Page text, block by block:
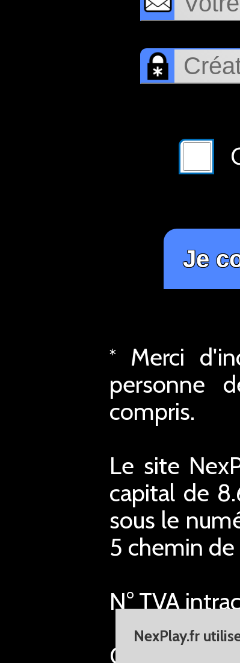
*
Merci
personne
compris.
Le site
capital de
sous le
5 chemin de
N° TVA
NexPlay.fr